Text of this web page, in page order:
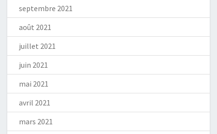
septembre 2021
août 2021
juillet 2021
juin 2021
mai 2021
avril 2021
mars 2021